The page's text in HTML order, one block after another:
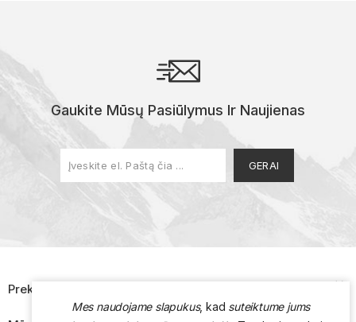
Gaukite Mūsų Pasiūlymus Ir Naujienas
Prekės 
Mes naudojame slapukus, kad suteiktume jums